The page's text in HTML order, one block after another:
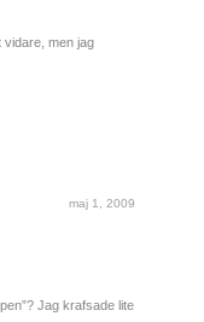
vidare, men jag
maj 1, 2009
Jag krafsade lite